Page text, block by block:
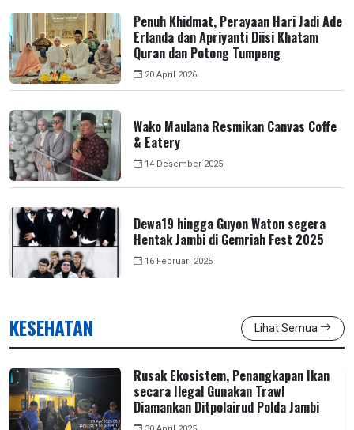
Penuh Khidmat, Perayaan Hari Jadi Ade
Erlanda dan Apriyanti Diisi Khatam
Quran dan Potong Tumpeng
20 April 2026
Wako Maulana Resmikan Canvas Coffe
& Eatery
14 Desember 2025
Dewa19 hingga Guyon Waton segera
Hentak Jambi di Gemriah Fest 2025
16 Februari 2025
KESEHATAN Lihat Semua
Rusak Ekosistem, Penangkapan Ikan
secara Ilegal Gunakan Trawl
Diamankan Ditpolairud Polda Jambi